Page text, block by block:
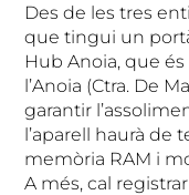
Des de les tres
que tingui un
Hub Anoia, que
l’Anoia (Ctra. De
garantir
l’aparell haurà de
memòria RAM i
A més, cal